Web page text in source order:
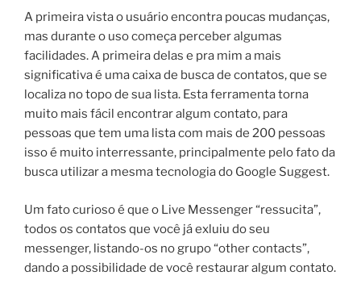
A primeira vista o usuário encontra poucas mudanças,
mas durante o uso começa perceber algumas
facilidades. A primeira delas e pra mim a mais
significativa é uma caixa de busca de contatos, que se
localiza no topo de sua lista. Esta ferramenta torna
muito mais fácil encontrar algum contato, para
pessoas que tem uma lista com mais de 200 pessoas
isso é muito interressante, principalmente pelo fato da
busca utilizar a mesma tecnologia do Google Suggest.
Um fato curioso é que o Live Messenger “ressucita”,
todos os contatos que você já exluiu do seu
messenger, listando-os no grupo “other contacts”,
dando a possibilidade de você restaurar algum contato.